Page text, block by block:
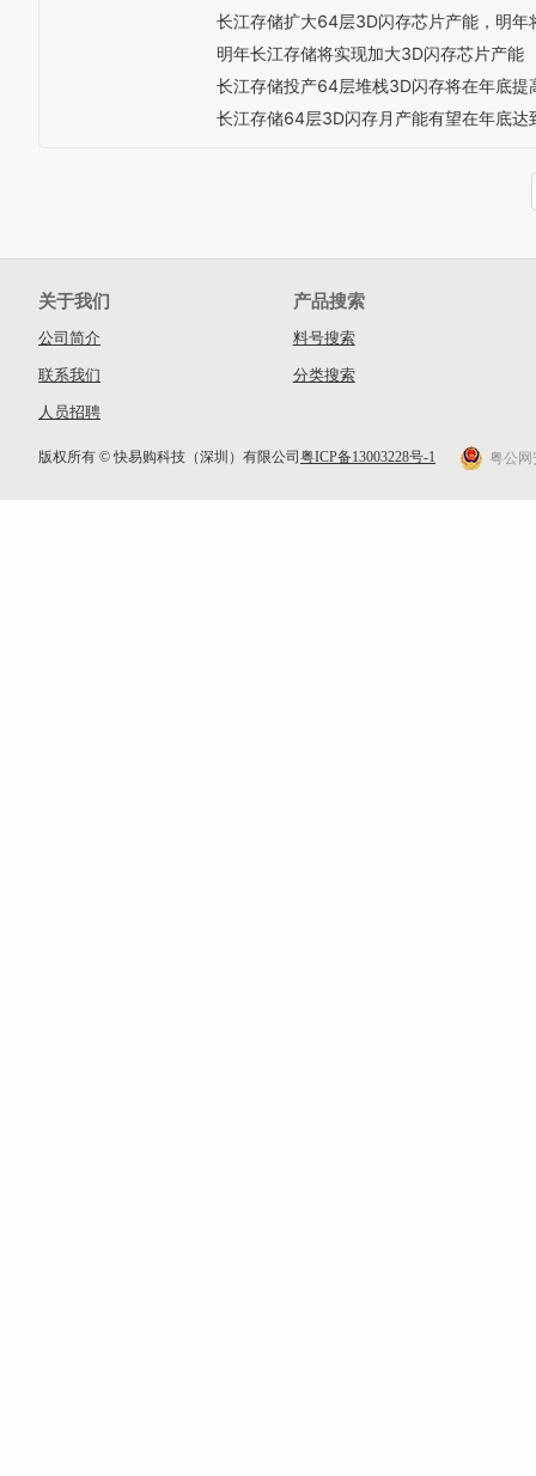
长江存储扩大64层3D闪存芯片产能，明
明年长江存储将实现加大3D闪存芯片产能
长江存储投产64层堆栈3D闪存将在年底提
长江存储64层3D闪存月产能有望在年底
关于我们
公司简介
联系我们
人员招聘
产品搜索
料号搜索
分类搜索
版权所有 © 快易购科技（深圳）有限公司 粤ICP备13003228号-1 粤公网